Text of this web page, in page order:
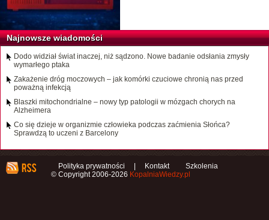
Najnowsze wiadomości
Dodo widział świat inaczej, niż sądzono. Nowe badanie odsłania zmysły
wymarłego ptaka
Zakażenie dróg moczowych – jak komórki czuciowe chronią nas przed
poważną infekcją
Blaszki mitochondrialne – nowy typ patologii w mózgach chorych na
Alzheimera
Co się dzieje w organizmie człowieka podczas zaćmienia Słońca?
Sprawdzą to uczeni z Barcelony
Polityka prywatności Kontakt
Szkolenia
© Copyright 2006-2026 KopalniaWiedzy.pl